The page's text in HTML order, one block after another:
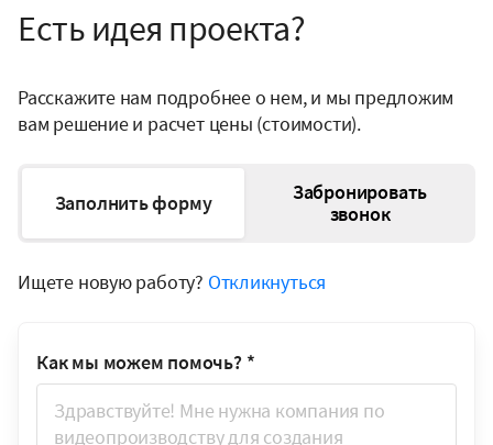
Есть идея проекта?
Расскажите нам подробнее о нем, и мы предложим
вам решение и расчет цены (стоимости).
Заполнить форму
Забронировать
звонок
Ищете новую работу? Откликнуться
Как мы можем помочь? *